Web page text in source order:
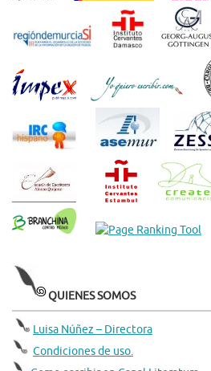
QUIENES SOMOS
Luisa Núñez – Directora
Condiciones de uso.